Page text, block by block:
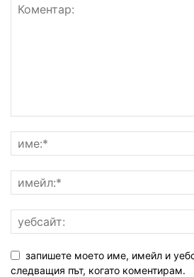
запишете моето име, имейл и
следващия път, когато коментирам.